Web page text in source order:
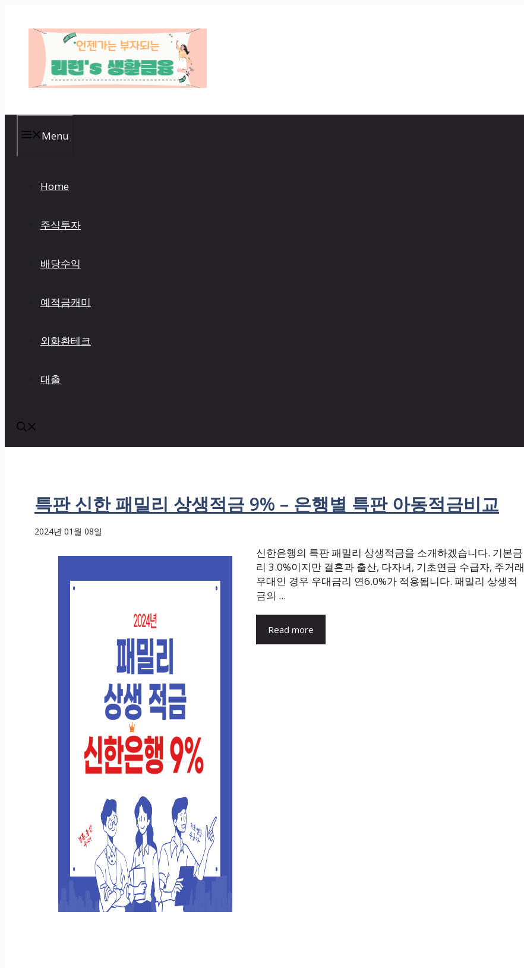
Menu
Home
주식투자
배당수익
예적금캐미
외화환테크
대출
특판 신한 패밀리 상생적금 9% – 은행별 특판 아동적금비교
2024년 01월 08일
신한은행의 특판 패밀리 상생적금을 소개하겠습니다. 기본금
리 3.0%이지만 결혼과 출산, 다자녀, 기초연금 수급자, 주거래
우대인 경우 우대금리 연6.0%가 적용됩니다. 패밀리 상생적
금의 ...
Read more